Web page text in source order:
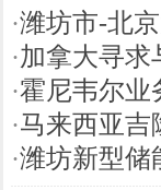
欢聚潍坊·2024青岛
·潍坊市-北
·加拿大寻求
·霍尼韦尔业
·马来西亚吉
·潍坊新型储